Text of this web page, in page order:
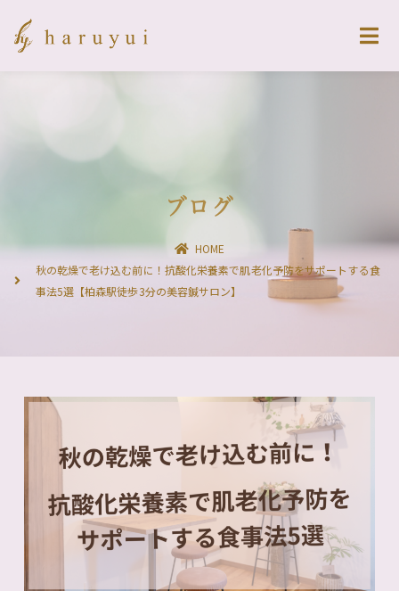
ブログ
HOME
秋の乾燥で老け込む前に！抗酸化栄養素で肌老化予防をサポートする食
事法5選【柏森駅徒歩3分の美容鍼サロン】